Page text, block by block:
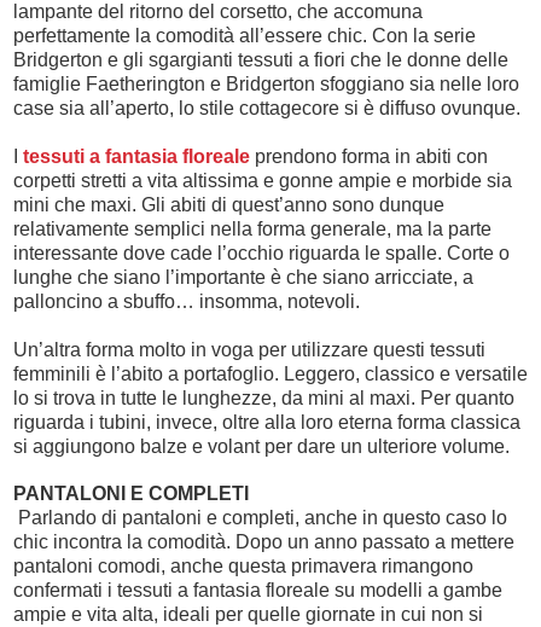
lampante del ritorno del corsetto, che accomuna
perfettamente la comodità all’essere chic. Con la serie
Bridgerton e gli sgargianti tessuti a fiori che le donne delle
famiglie Faetherington e Bridgerton sfoggiano sia nelle loro
case sia all’aperto, lo stile cottagecore si è diffuso ovunque.
tessuti a fantasia floreale prendono forma in abiti con
corpetti stretti a vita altissima e gonne ampie e morbide sia
mini che maxi. Gli abiti di quest’anno sono dunque
relativamente semplici nella forma generale, ma la parte
interessante dove cade l’occhio riguarda le spalle. Corte o
lunghe che siano l’importante è che siano arricciate, a
palloncino a sbuffo… insomma, notevoli.
Un’altra forma molto in voga per utilizzare questi tessuti
femminili è l’abito a portafoglio. Leggero, classico e versatile
lo si trova in tutte le lunghezze, da mini al maxi. Per quanto
riguarda i tubini, invece, oltre alla loro eterna forma classica
si aggiungono balze e volant per dare un ulteriore volume.
PANTALONI E COMPLETI
Parlando di pantaloni e completi, anche in questo caso lo
chic incontra la comodità. Dopo un anno passato a mettere
pantaloni comodi, anche questa primavera rimangono
confermati i tessuti a fantasia floreale su modelli a gambe
ampie e vita alta, ideali per quelle giornate in cui non si